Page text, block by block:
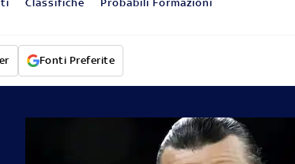
Classifiche Probabili Formazioni
Fonti Preferite